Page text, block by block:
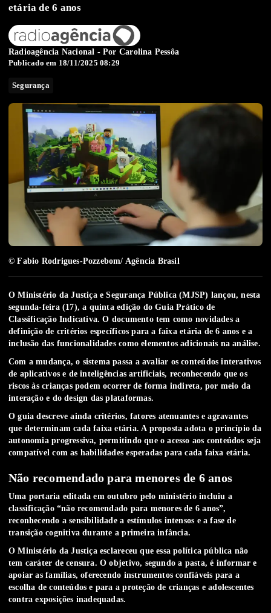
etária de 6 anos
Radioagência Nacional - Por Carolina Pessôa
Publicado em 18/11/2025 08:29
Segurança
© Fabio Rodrigues-Pozzebom/ Agência Brasil
O Ministério da Justiça e Segurança Pública (MJSP) lançou, nesta
segunda-feira (17), a quinta edição do Guia Prático de
Classificação Indicativa. O documento tem como novidades a
definição de critérios específicos para a faixa etária de 6 anos e a
inclusão das funcionalidades como elementos adicionais na análise.
Com a mudança, o sistema passa a avaliar osconteúdos interativos
de aplicativos e de inteligências artificiais, reconhecendo que os
riscos às crianças podem ocorrer de forma indireta, por meio da
interação e do design das plataformas.
O guia descreve ainda critérios, fatores atenuantes e agravantes
que determinam cada faixa etária. A proposta adota o princípio da
autonomia progressiva, permitindo que o acesso aos conteúdos seja
compatível com as habilidades esperadas para cada faixa etária.
Não recomendado para menores de 6 anos
Uma portaria editada em outubro pelo ministério incluiu a
classificação “não recomendado para menores de 6 anos”,
reconhecendo a sensibilidade a estímulos intensos e a fase de
transição cognitiva durante a primeira infância.
OMinistério da Justiça esclareceu que essa política pública não
tem caráter de censura. O objetivo, segundo a pasta, é informar e
apoiar as famílias, oferecendo instrumentos confiáveis para a
escolha de conteúdos e para aproteção de crianças e adolescentes
contra exposições inadequadas.